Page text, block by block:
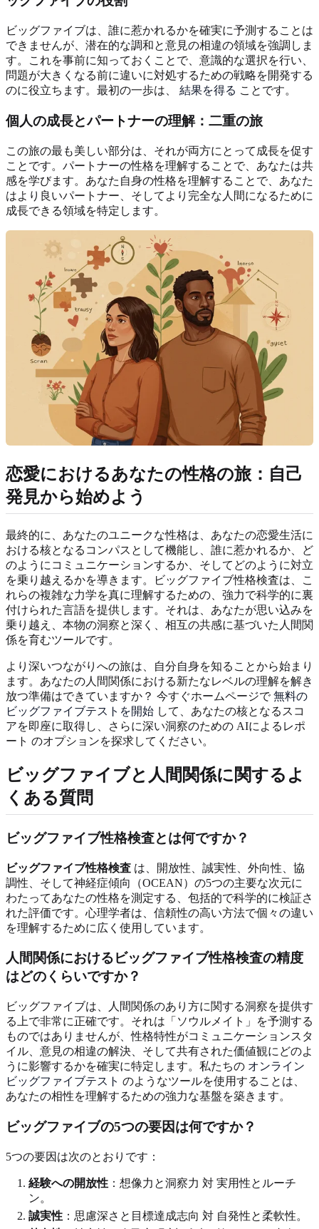
ビッグファイブは、誰に惹かれるかを確実に予測することは
できませんが、潜在的な調和と意見の相違の領域を強調しま
す。これを事前に知っておくことで、意識的な選択を行い、
問題が大きくなる前に違いに対処するための戦略を開発する
のに役立ちます。最初の一歩は、 結果を得る ことです。
個人の成長とパートナーの理解：二重の旅
この旅の最も美しい部分は、それが両方にとって成長を促す
ことです。パートナーの性格を理解することで、あなたは共
感を学びます。あなた自身の性格を理解することで、あなた
はより良いパートナー、そしてより完全な人間になるために
成長できる領域を特定します。
恋愛におけるあなたの性格の旅：自己
発見から始めよう
最終的に、あなたのユニークな性格は、あなたの恋愛生活に
おける核となるコンパスとして機能し、誰に惹かれるか、ど
のようにコミュニケーションするか、そしてどのように対立
を乗り越えるかを導きます。ビッグファイブ性格検査は、こ
れらの複雑な力学を真に理解するための、強力で科学的に裏
付けられた言語を提供します。それは、あなたが思い込みを
乗り越え、本物の洞察と深く、相互の共感に基づいた人間関
係を育むツールです。
より深いつながりへの旅は、自分自身を知ることから始まり
ます。あなたの人間関係における新たなレベルの理解を解き
放つ準備はできていますか？ 今すぐホームページで無料の
ビッグファイブテストを開始 して、あなたの核となるスコ
アを即座に取得し、さらに深い洞察のための AIによるレポ
ート のオプションを探求してください。
ビッグファイブと人間関係に関するよ
くある質問
ビッグファイブ性格検査とは何ですか？
ビッグファイブ性格検査 は、開放性、誠実性、外向性、協
調性、そして神経症傾向（OCEAN）の5つの主要な次元に
わたってあなたの性格を測定する、包括的で科学的に検証さ
れた評価です。心理学者は、信頼性の高い方法で個々の違い
を理解するために広く使用しています。
人間関係におけるビッグファイブ性格検査の精度
はどのくらいですか？
ビッグファイブは、人間関係のあり方に関する洞察を提供す
る上で非常に正確です。それは「ソウルメイト」を予測する
ものではありませんが、性格特性がコミュニケーションスタ
イル、意見の相違の解決、そして共有された価値観にどのよ
うに影響するかを確実に特定します。私たちの オンライン
ビッグファイブテスト のようなツールを使用することは、
あなたの相性を理解するための強力な基盤を築きます。
ビッグファイブの5つの要因は何ですか？
5つの要因は次のとおりです：
経験への開放性 ：想像力と洞察力 対 実用性とルーチ
ン。
誠実性 ：思慮深さと目標達成志向 対 自発性と柔軟性。